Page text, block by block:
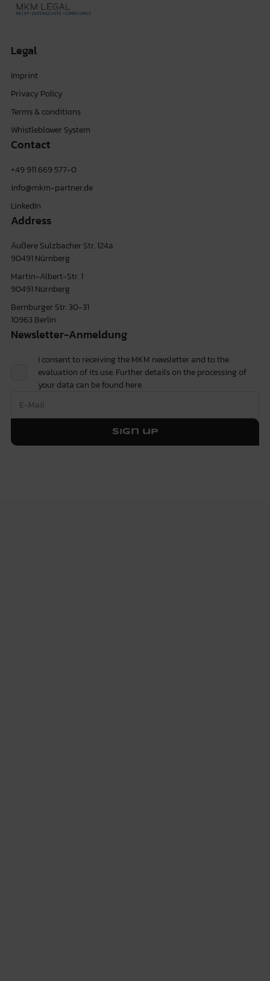
Legal
Imprint
Privacy Policy
Terms & conditions
Whistleblower System
Contact
+49 911 669 577-0
info@mkm-partner.de
LinkedIn
Address
Äußere Sulzbacher Str. 124a
90491 Nürnberg
Martin-Albert-Str. 1
90491 Nürnberg
Bernburger Str. 30-31
10963 Berlin
Newsletter-Anmeldung
I consent to receiving the MKM newsletter and to the
evaluation of its use. Further details on the processing of
your data can be found here.
Sign up